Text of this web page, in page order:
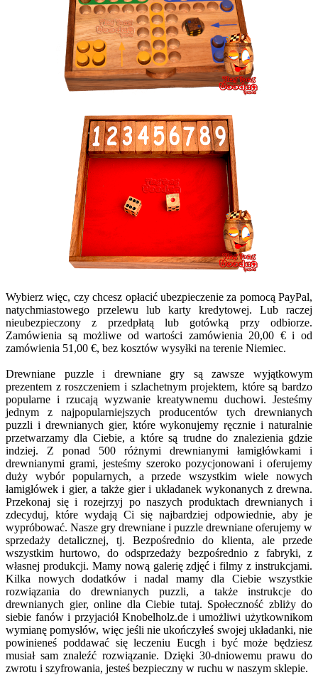
Wybierz więc, czy chcesz opłacić ubezpieczenie za pomocą PayPal,
natychmiastowego przelewu lub karty kredytowej. Lub raczej
nieubezpieczony z przedpłatą lub gotówką przy odbiorze.
Zamówienia są możliwe od wartości zamówienia 20,00 € i od
zamówienia 51,00 €, bez kosztów wysyłki na terenie Niemiec.
Drewniane puzzle i drewniane gry są zawsze wyjątkowym
prezentem z roszczeniem i szlachetnym projektem, które są bardzo
popularne i rzucają wyzwanie kreatywnemu duchowi. Jesteśmy
jednym z najpopularniejszych producentów tych drewnianych
puzzli i drewnianych gier, które wykonujemy ręcznie i naturalnie
przetwarzamy dla Ciebie, a które są trudne do znalezienia gdzie
indziej. Z ponad 500 różnymi drewnianymi łamigłówkami i
drewnianymi grami, jesteśmy szeroko pozycjonowani i oferujemy
duży wybór popularnych, a przede wszystkim wiele nowych
łamigłówek i gier, a także gier i układanek wykonanych z drewna.
Przekonaj się i rozejrzyj po naszych produktach drewnianych i
zdecyduj, które wydają Ci się najbardziej odpowiednie, aby je
wypróbować. Nasze gry drewniane i puzzle drewniane oferujemy w
sprzedaży detalicznej, tj. Bezpośrednio do klienta, ale przede
wszystkim hurtowo, do odsprzedaży bezpośrednio z fabryki, z
własnej produkcji. Mamy nową galerię zdjęć i filmy z instrukcjami.
Kilka nowych dodatków i nadal mamy dla Ciebie wszystkie
rozwiązania do drewnianych puzzli, a także instrukcje do
drewnianych gier, online dla Ciebie tutaj. Społeczność zbliży do
siebie fanów i przyjaciół Knobelholz.de i umożliwi użytkownikom
wymianę pomysłów, więc jeśli nie ukończyłeś swojej układanki, nie
powinieneś poddawać się leczeniu Eucgh i być może będziesz
musiał sam znaleźć rozwiązanie. Dzięki 30-dniowemu prawu do
zwrotu i szyfrowania, jesteś bezpieczny w ruchu w naszym sklepie.